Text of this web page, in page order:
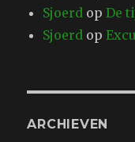
Sjoerd opDe
Sjoerd op
ARCHIEVEN